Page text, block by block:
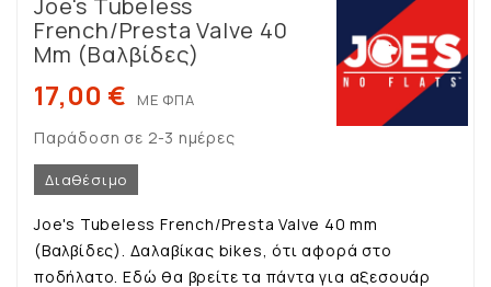
Joe's Tubeless
French/Presta Valve 40
Mm (Bαλβίδες)
17,00 € ΜΕ ΦΠΑ
Παράδοση σε 2-3 ημέρες
Διαθέσιμο
Joe's Tubeless French/Presta Valve 40 mm
(Bαλβίδες). Δαλαβίκας bikes, ότι αφορά στο
ποδήλατο. Εδώ θα βρείτε τα πάντα για αξεσουάρ